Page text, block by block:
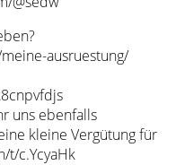
ausruestung/
uns ebenfalls
kleine Vergütung für
t/c.YcyaHk